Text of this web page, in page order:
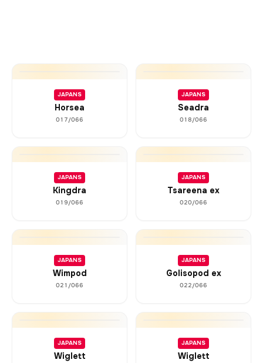
JAPANS
Horsea
017/066
JAPANS
Seadra
018/066
JAPANS
Kingdra
019/066
JAPANS
Tsareena ex
020/066
JAPANS
Wimpod
021/066
JAPANS
Golisopod ex
022/066
JAPANS
Wiglett
JAPANS
Wiglett